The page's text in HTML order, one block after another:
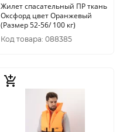
Жилет спасательный ПР ткань
Оксфорд цвет Оранжевый
(Размер 52-56/ 100 кг)
Код товара: 088385